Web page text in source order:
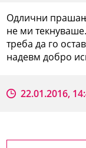
Одлични
не ми
треба да го
надевм добро
22.01.2016,